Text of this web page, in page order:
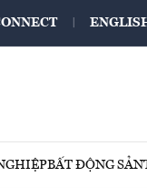
BẤT ĐỘNG SẢN